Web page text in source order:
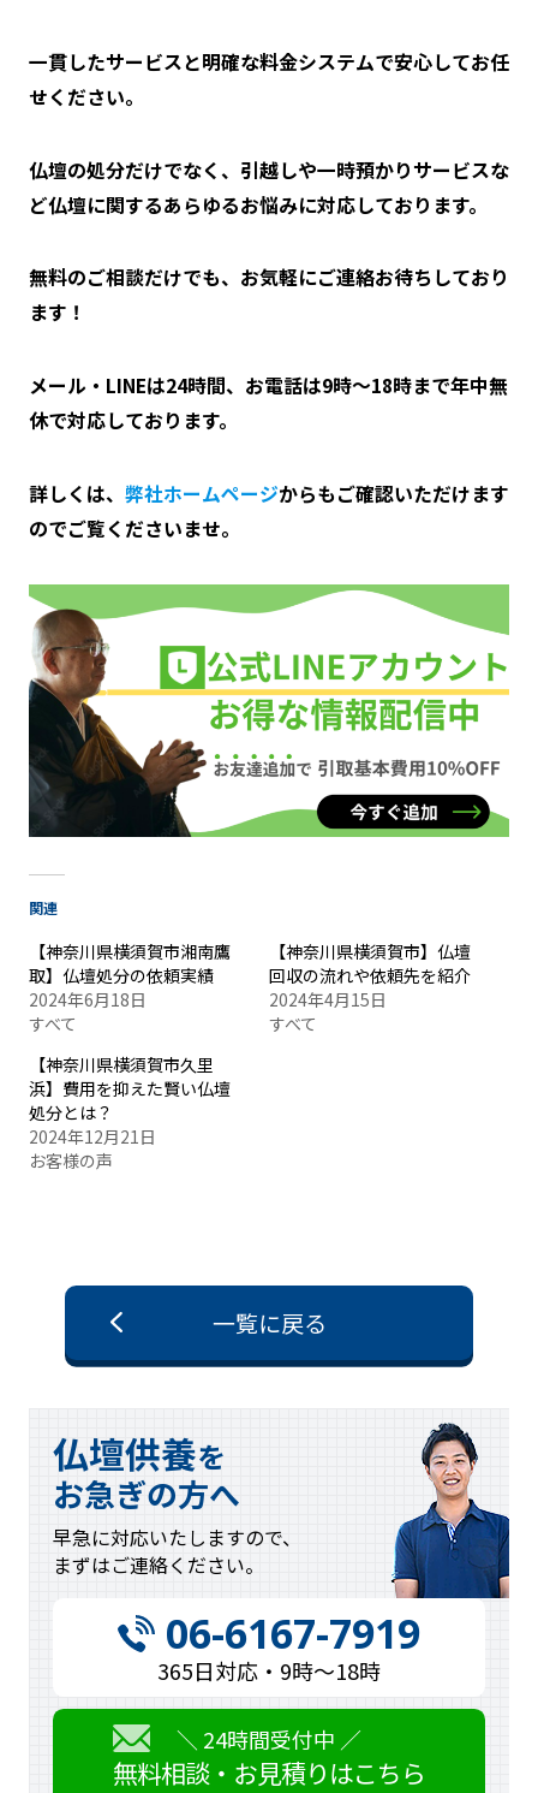
一貫したサービスと明確な料金システムで安心してお任
せください。
仏壇の処分だけでなく、引越しや一時預かりサービスな
ど仏壇に関するあらゆるお悩みに対応しております。
無料のご相談だけでも、お気軽にご連絡お待ちしており
ます！
メール・LINEは24時間、お電話は9時～18時まで年中無
休で対応しております。
詳しくは、 弊社ホームページからもご確認いただけます
のでご覧くださいませ。
関連
【神奈川県横須賀市湘南鷹
取】仏壇処分の依頼実績
2024年6月18日
すべて
【神奈川県横須賀市】仏壇
回収の流れや依頼先を紹介
2024年4月15日
すべて
【神奈川県横須賀市久里
浜】費用を抑えた賢い仏壇
処分とは？
2024年12月21日
お客様の声
一覧に戻る
仏壇供養を
お急ぎの方へ
早急に対応いたしますので、
まずはご連絡ください。
06-6167-7919
365日対応・9時〜18時
＼ 24時間受付中 ／
無料相談・お見積りはこちら